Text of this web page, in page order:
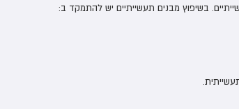
בשיפוץ מבנים תעשייתיים יש להתמקד ב: